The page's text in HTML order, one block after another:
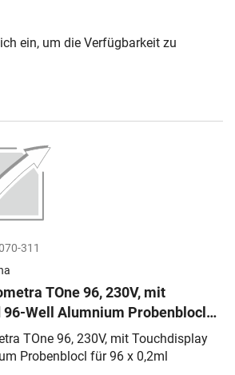
ein, um die Verfügbarkeit zu
311
TOne 96, 230V, mit
96-Well Alumnium Probenblocl
TOne 96, 230V, mit Touchdisplay
Probenblocl für 96 x 0,2ml